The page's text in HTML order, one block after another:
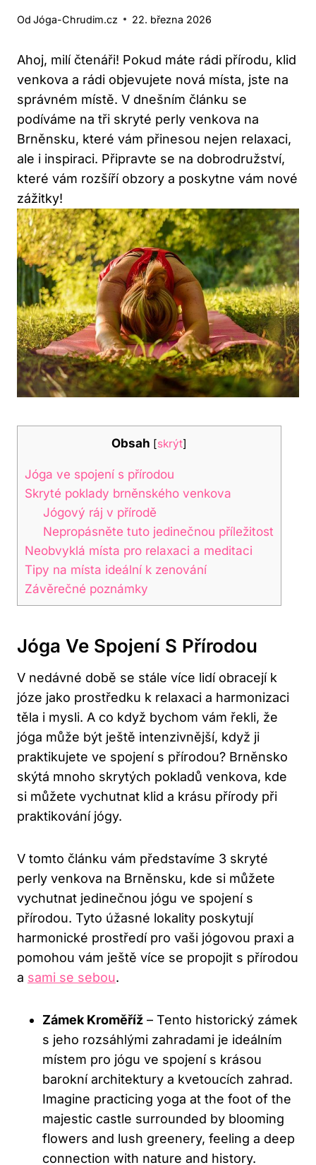
Od Jóga-Chrudim.cz 22. března 2026
Ahoj, milí čtenáři! Pokud máte rádi přírodu, klid
venkova a rádi objevujete nová místa, jste na
správném místě. V dnešním článku se
podíváme na tři skryté perly venkova na
Brněnsku, které vám přinesou nejen relaxaci,
ale i inspiraci. Připravte se na dobrodružství,
které vám rozšíří obzory a poskytne vám nové
zážitky!
Obsah [skrýt]
Jóga ve spojení s přírodou
Skryté poklady brněnského venkova
Jógový ráj v přírodě
Nepropásněte tuto jedinečnou příležitost
Neobvyklá místa pro relaxaci a meditaci
Tipy na místa ideální k zenování
Závěrečné poznámky
Jóga Ve Spojení S Přírodou
V nedávné době se stále více lidí obracejí k
józe jako prostředku k relaxaci a harmonizaci
těla i mysli. A co když bychom vám řekli, že
jóga může být ještě intenzivnější, když ji
praktikujete ve spojení s přírodou? Brněnsko
skýtá mnoho skrytých pokladů venkova, kde
si můžete vychutnat klid a krásu přírody při
praktikování jógy.
V tomto článku vám představíme 3 skryté
perly venkova na Brněnsku, kde si můžete
vychutnat jedinečnou jógu ve spojení s
přírodou. Tyto úžasné lokality poskytují
harmonické prostředí pro vaši jógovou praxi a
pomohou vám ještě více se propojit s přírodou
a sami se sebou.
Zámek Kroměříž – Tento historický zámek
s jeho rozsáhlými zahradami je ideálním
místem pro jógu ve spojení s krásou
barokní architektury a kvetoucích zahrad.
Imagine practicing yoga at the foot of the
majestic castle surrounded by blooming
flowers and lush greenery, feeling a deep
connection with nature and history.